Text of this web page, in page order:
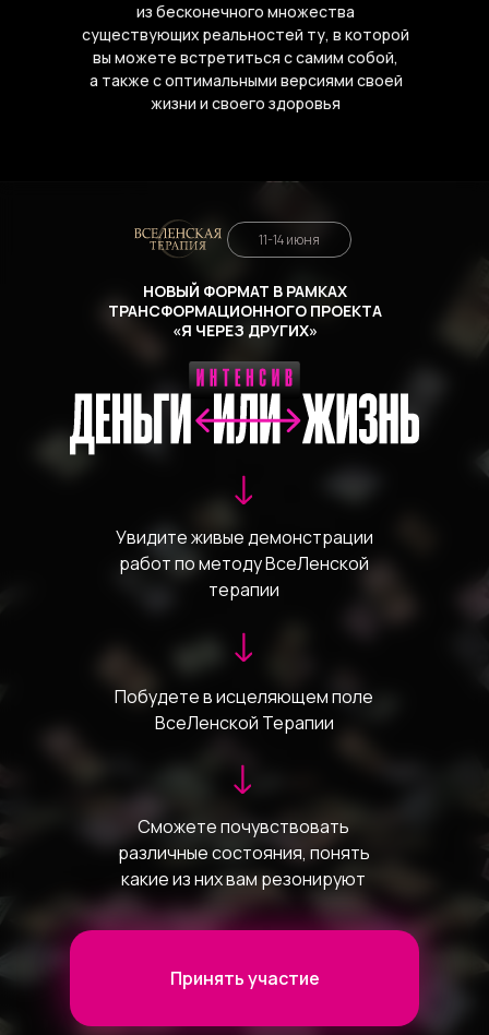
из бесконечного множества
существующих реальностей ту, в которой
вы можете встретиться с самим собой,
а также с оптимальными версиями своей
жизни и своего здоровья
11-14 июня
Побудете в исцеляющем поле
ВсеЛенской Терапии
Сможете почувствовать
различные состояния, понять
какие из них вам резонируют
Увидите живые демонстрации
работ по методу ВсеЛенской
терапии
НОВЫЙ ФОРМАТ В РАМКАХ
ТРАНСФОРМАЦИОННОГО ПРОЕКТА
«Я ЧЕРЕЗ ДРУГИХ»
Принять участие